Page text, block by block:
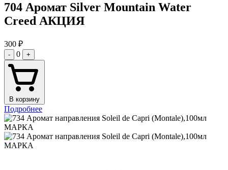
704 Аромат Silver Mountain Water
Creed АКЦИЯ
300 ₽
- 0 +
В корзину
Подробнее